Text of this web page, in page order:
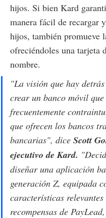
hijos. Si bien Kard
manera fácil de recargar
hijos, también promueve
ofreciéndoles una tarjeta
nombre.
"La visión que hay
crear un banco móvil
frecuentemente
que ofrecen los bancos
bancarias", dice Scott
ejecutivo de Kard.
diseñar una aplicación
generación Z, equipada
características
recompensas de